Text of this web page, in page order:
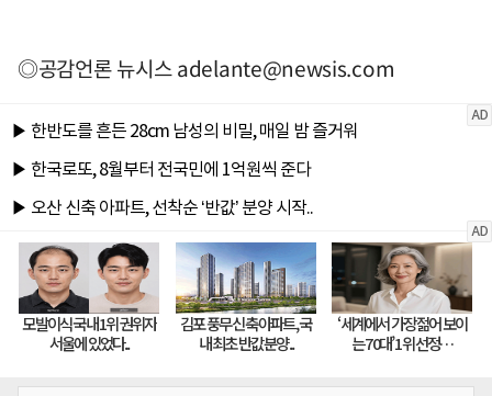
◎공감언론 뉴시스adelante@newsis.com